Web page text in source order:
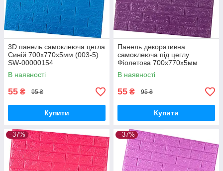
3D панель самоклеюча цегла
Синій 700х770х5мм (003-5)
SW-00000154
В наявності
55 ₴ 95 ₴
Купити
Панель декоративна
самоклеюча під цеглу
Фіолетова 700х770х5мм
(016-5) SW-00000150
В наявності
55 ₴ 95 ₴
Купити
–37% –37%